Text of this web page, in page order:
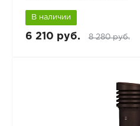
В наличии
6 210 руб. 8 280 руб.